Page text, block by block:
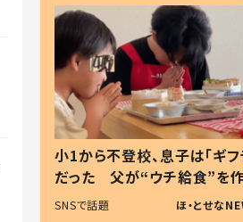
小1から不登校、息子は「ギフ
だった 父が“ウチ給食”を
る理由とは #令和の親 #令
SNSで話題 ほ・とせな